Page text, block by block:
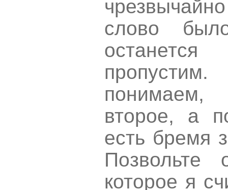
слово
понимаем,
второе, а
есть бремя
Позвольте
которое я